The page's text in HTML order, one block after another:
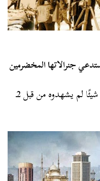
جنرالاتها المخضرمين
1ـ شارون : الجنود الإسرائيليين اختبروا شيئًا لم يشهدوه من قبل 2ـ